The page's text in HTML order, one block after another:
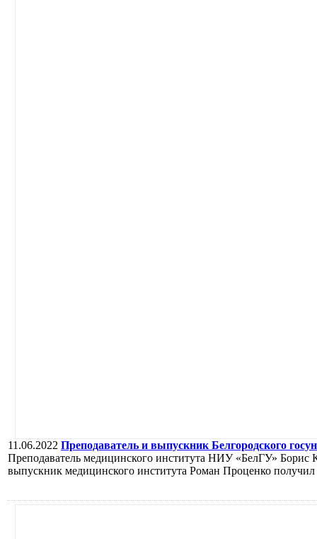
11.06.2022 Преподаватель и выпускник Белгородского
Преподаватель медицинского института НИУ «БелГУ» Борис
выпускник медицинского института Роман Проценко